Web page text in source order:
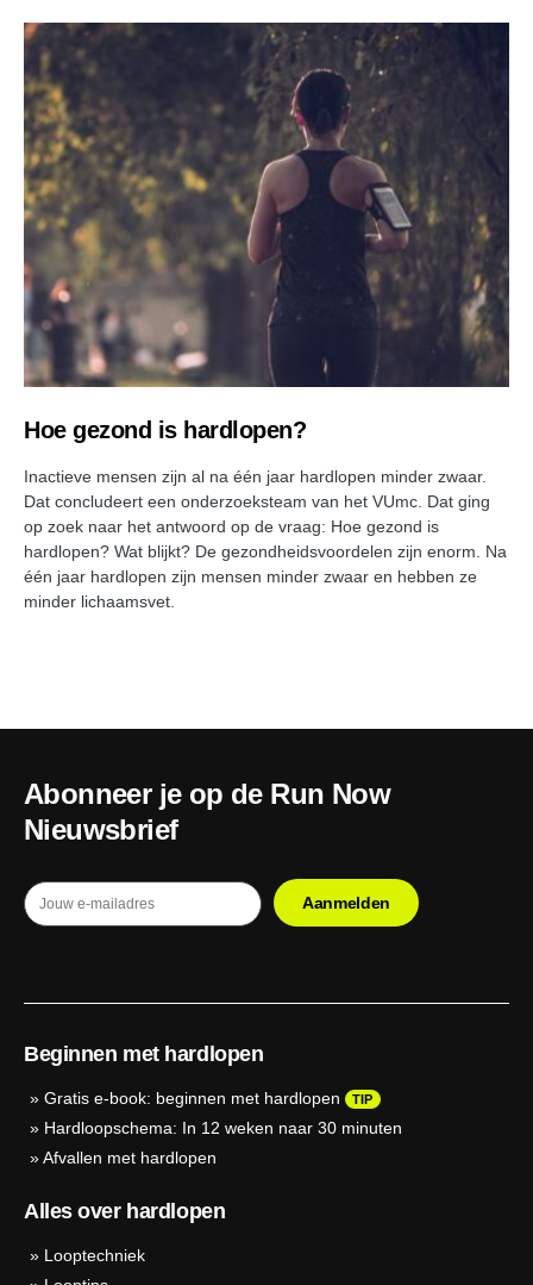
Hoe gezond is hardlopen?
Inactieve mensen zijn al na één jaar hardlopen minder zwaar.
Dat concludeert een onderzoeksteam van het VUmc. Dat ging
op zoek naar het antwoord op de vraag: Hoe gezond is
hardlopen? Wat blijkt? De gezondheidsvoordelen zijn enorm. Na
één jaar hardlopen zijn mensen minder zwaar en hebben ze
minder lichaamsvet.
Abonneer je op de Run Now
Nieuwsbrief
Beginnen met hardlopen
» Gratis e-book: beginnen met hardlopen TIP
» Hardloopschema: In 12 weken naar 30 minuten
»Afvallen met hardlopen
Alles over hardlopen
» Looptechniek